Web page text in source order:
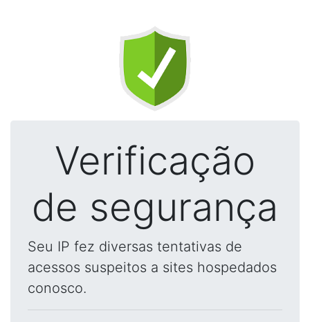
Verificação
de segurança
Seu IP fez diversas tentativas de
acessos suspeitos a sites hospedados
conosco.